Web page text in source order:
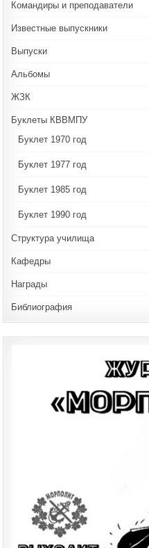
Командиры и преподаватели
Известные выпускники
Выпуски
Альбомы
ЖЗК
Буклеты КВВМПУ
Буклет 1970 год
Буклет 1977 год
Буклет 1985 год
Буклет 1990 год
Структура училища
Кафедры
Награды
Библиография